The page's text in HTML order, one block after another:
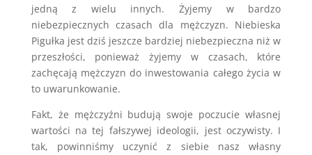
jedną z wielu innych. Żyjemy w bardzo
niebezpiecznych czasach dla mężczyzn. Niebieska
Pigułka jest dziś jeszcze bardziej niebezpieczna niż w
przeszłości, ponieważ żyjemy w czasach, które
zachęcają mężczyzn do inwestowania całego życia w
to uwarunkowanie.
Fakt, że mężczyźni budują swoje poczucie własnej
wartości na tej fałszywej ideologii, jest oczywisty. I
tak, powinniśmy uczynić z siebie nasz własny